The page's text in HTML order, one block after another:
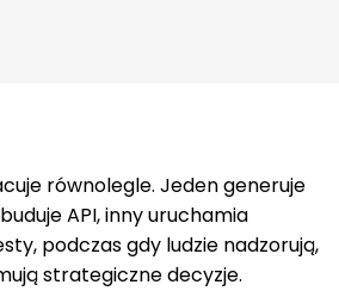
równolegle. Jeden generuje
API, inny uruchamia
podczas gdy ludzie nadzorują,
strategiczne decyzje.